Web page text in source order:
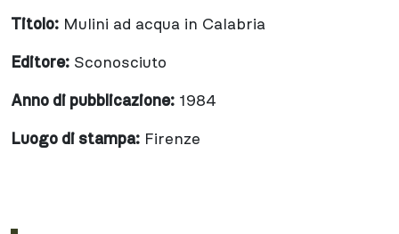
Titolo: Mulini ad acqua in Calabria
Editore: Sconosciuto
Anno di pubblicazione: 1984
Luogo di stampa: Firenze